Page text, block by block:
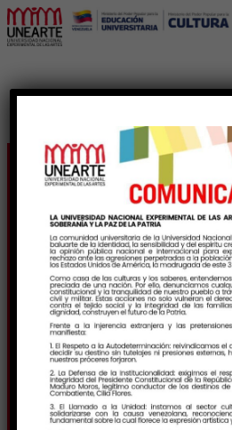
Unearte
Todo es
avanzan
Ceca